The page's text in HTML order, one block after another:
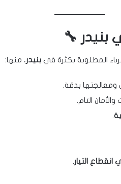
بنيدر 🔧
المطلوبة بكثرة في بنيدر، منها:
بدقة.
التام.
.
التيار.